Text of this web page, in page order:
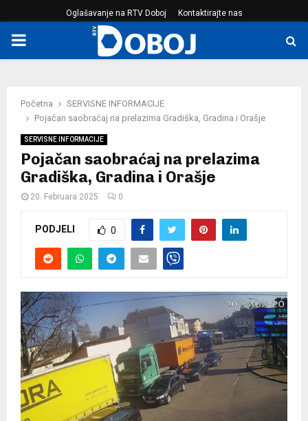
Oglašavanje na RTV Doboj Kontaktirajte nas
PRIMARY
Početna
SERVISNE INFORMACIJE
Pojačan saobraćaj na prelazima Gradiška, Gradina i Orašje
SERVISNE INFORMACIJE
Pojačan saobraćaj na prelazima
Gradiška, Gradina i Orašje
20. Februara 2025. 0
PODJELI 0